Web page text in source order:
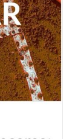
13
al
17
Julio